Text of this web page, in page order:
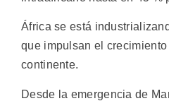
África se está
que impulsan el
continente.
Desde la emergencia de